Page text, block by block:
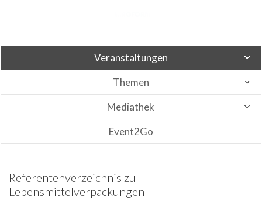
Veranstaltungen
Themen
Mediathek
Event2Go
Referentenverzeichnis zu
Lebensmittelverpackungen